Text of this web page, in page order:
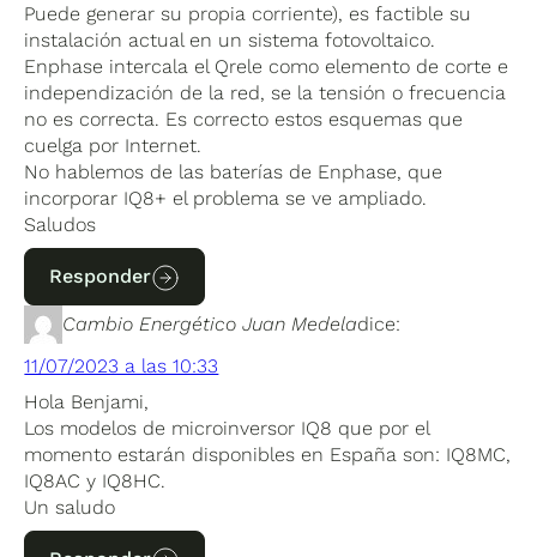
Puede generar su propia corriente), es factible su
instalación actual en un sistema fotovoltaico.
Enphase intercala el Qrele como elemento de corte e
independización de la red, se la tensión o frecuencia
no es correcta. Es correcto estos esquemas que
cuelga por Internet.
No hablemos de las baterías de Enphase, que
incorporar IQ8+ el problema se ve ampliado.
Saludos
Responder
Cambio Energético Juan Medeladice:
11/07/2023 a las 10:33
Hola Benjami,
Los modelos de microinversor IQ8 que por el
momento estarán disponibles en España son: IQ8MC,
IQ8AC y IQ8HC.
Un saludo